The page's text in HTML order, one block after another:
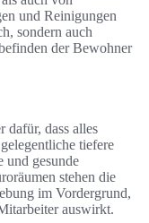
und Reinigungen
sondern auch
der Bewohner
dafür, dass alles
tiefere
und gesunde
stehen die
im Vordergrund,
auswirkt.